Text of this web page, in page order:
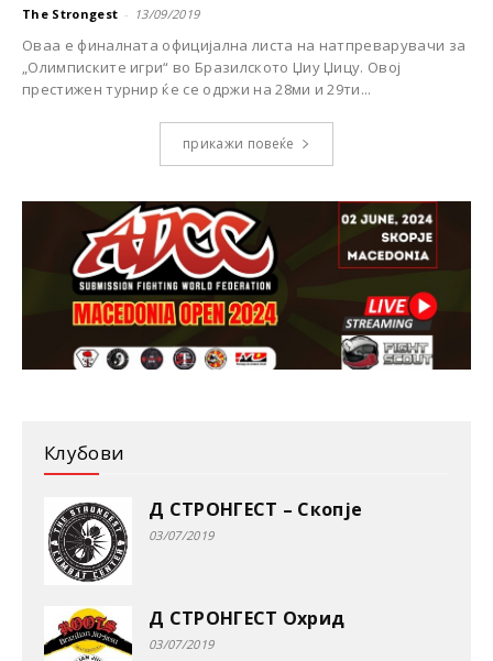
The Strongest - 13/09/2019
Оваа е финалната официјална листа на натпреварувачи за
„Олимписките игри“ во Бразилското Џиу Џицу. Овој
престижен турнир ќе се одржи на 28ми и 29ти...
прикажи повеќе
Клубови
Д СТРОНГЕСТ – Скопје
03/07/2019
Д СТРОНГЕСТ Охрид
03/07/2019